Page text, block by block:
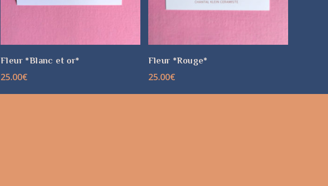
Fleur *Blanc et or*
25.00€
Fleur *Rouge*
25.00€